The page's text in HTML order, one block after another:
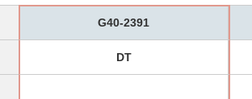
G40-2391
DT